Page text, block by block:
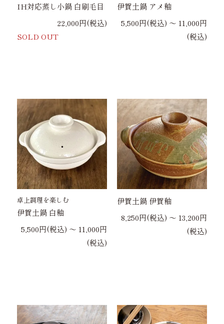
IH対応蒸し小鍋 白刷毛目
22,000円(税込)
SOLD OUT
伊賀土鍋 アメ釉
5,500円(税込) 〜 11,000円
(税込)
卓上調理を楽しむ
伊賀土鍋 白釉
5,500円(税込) 〜 11,000円
(税込)
伊賀土鍋 伊賀釉
8,250円(税込) 〜 13,200円
(税込)